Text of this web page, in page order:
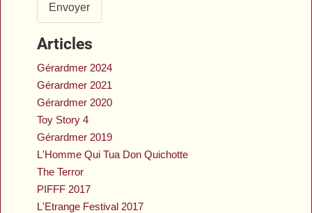
Envoyer
Articles
Gérardmer 2024
Gérardmer 2021
Gérardmer 2020
Toy Story 4
Gérardmer 2019
L'Homme Qui Tua Don Quichotte
The Terror
PIFFF 2017
L'Etrange Festival 2017